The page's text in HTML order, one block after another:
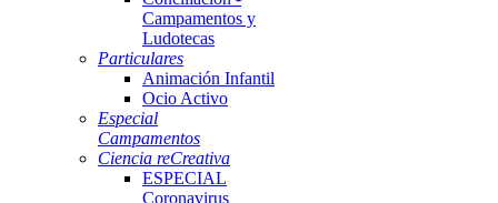
Campamentos y
Ludotecas
Particulares
Animación Infantil
Ocio Activo
Especial
Campamentos
Ciencia reCreativa
ESPECIAL
Coronavirus